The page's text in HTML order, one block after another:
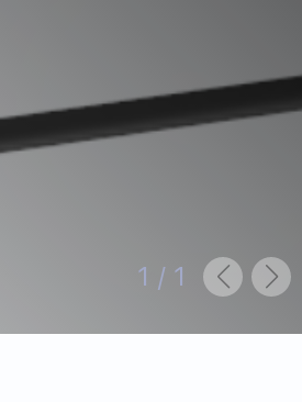
1 / 1